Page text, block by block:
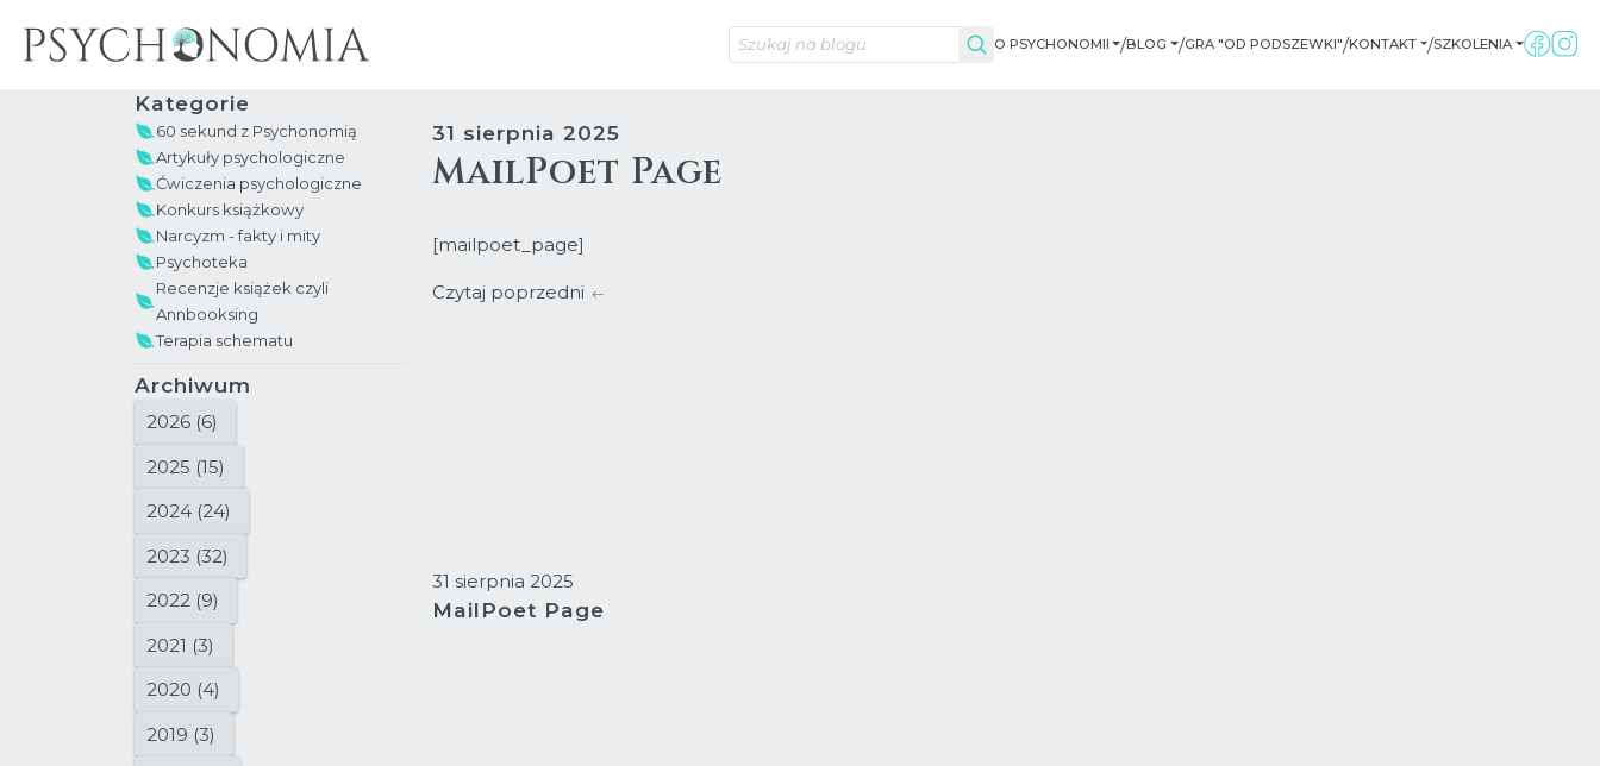
O PSYCHONOMII
/BLOG
/GRA "OD PODSZEWKI"/KONTAKT
/SZKOLENIA
Kategorie
60 sekund z Psychonomią
Artykuły psychologiczne
Ćwiczenia psychologiczne
Konkurs książkowy
Narcyzm - fakty i mity
Psychoteka
Recenzje książek czyli
Annbooksing
Terapia schematu
Archiwum
2026 (6)
2025 (15)
2024 (24)
2023 (32)
2022 (9)
2021 (3)
2020 (4)
2019 (3)
31 sierpnia 2025
MailPoet Page
[mailpoet_page]
Czytaj poprzedni
31 sierpnia 2025
MailPoet Page